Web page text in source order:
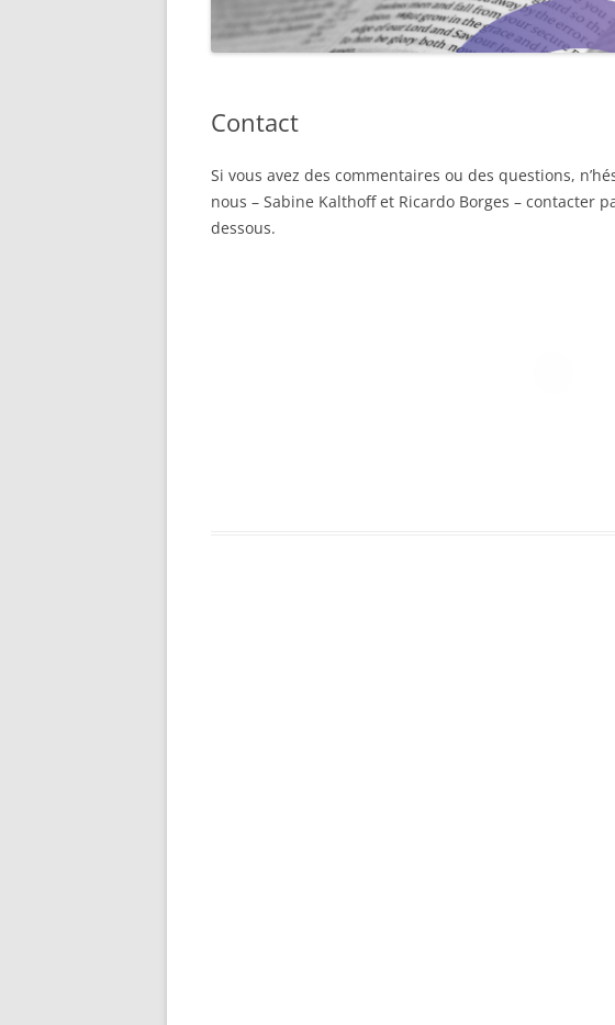
MENTORAT
Contact
Si vous avez des commentaires ou des questions,
nous – Sabine Kalthoff et Ricardo Borges – contacter
dessous.